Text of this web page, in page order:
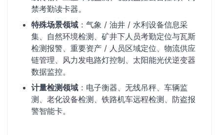
禁考勤读卡器。
特殊场景领域 ：气象 / 油井 / 水利设备信息采
集、自然环境检测、矿井下人员考勤定位与瓦斯
检测报警、重要资产 / 人员区域定位、物流供应
链管理、风力发电路灯控制、太阳能光伏逆变器
数据监控。
计量检测领域 ：电子衡器、无线吊秤、车辆监
测、老化设备检测、铁路机车远程检测、防盗报
警智能卡。